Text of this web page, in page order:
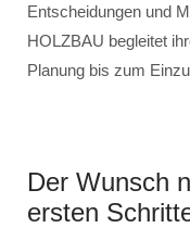
Entscheidungen und
HOLZBAU begleitet
Planung bis zum
Der Wunsch
ersten